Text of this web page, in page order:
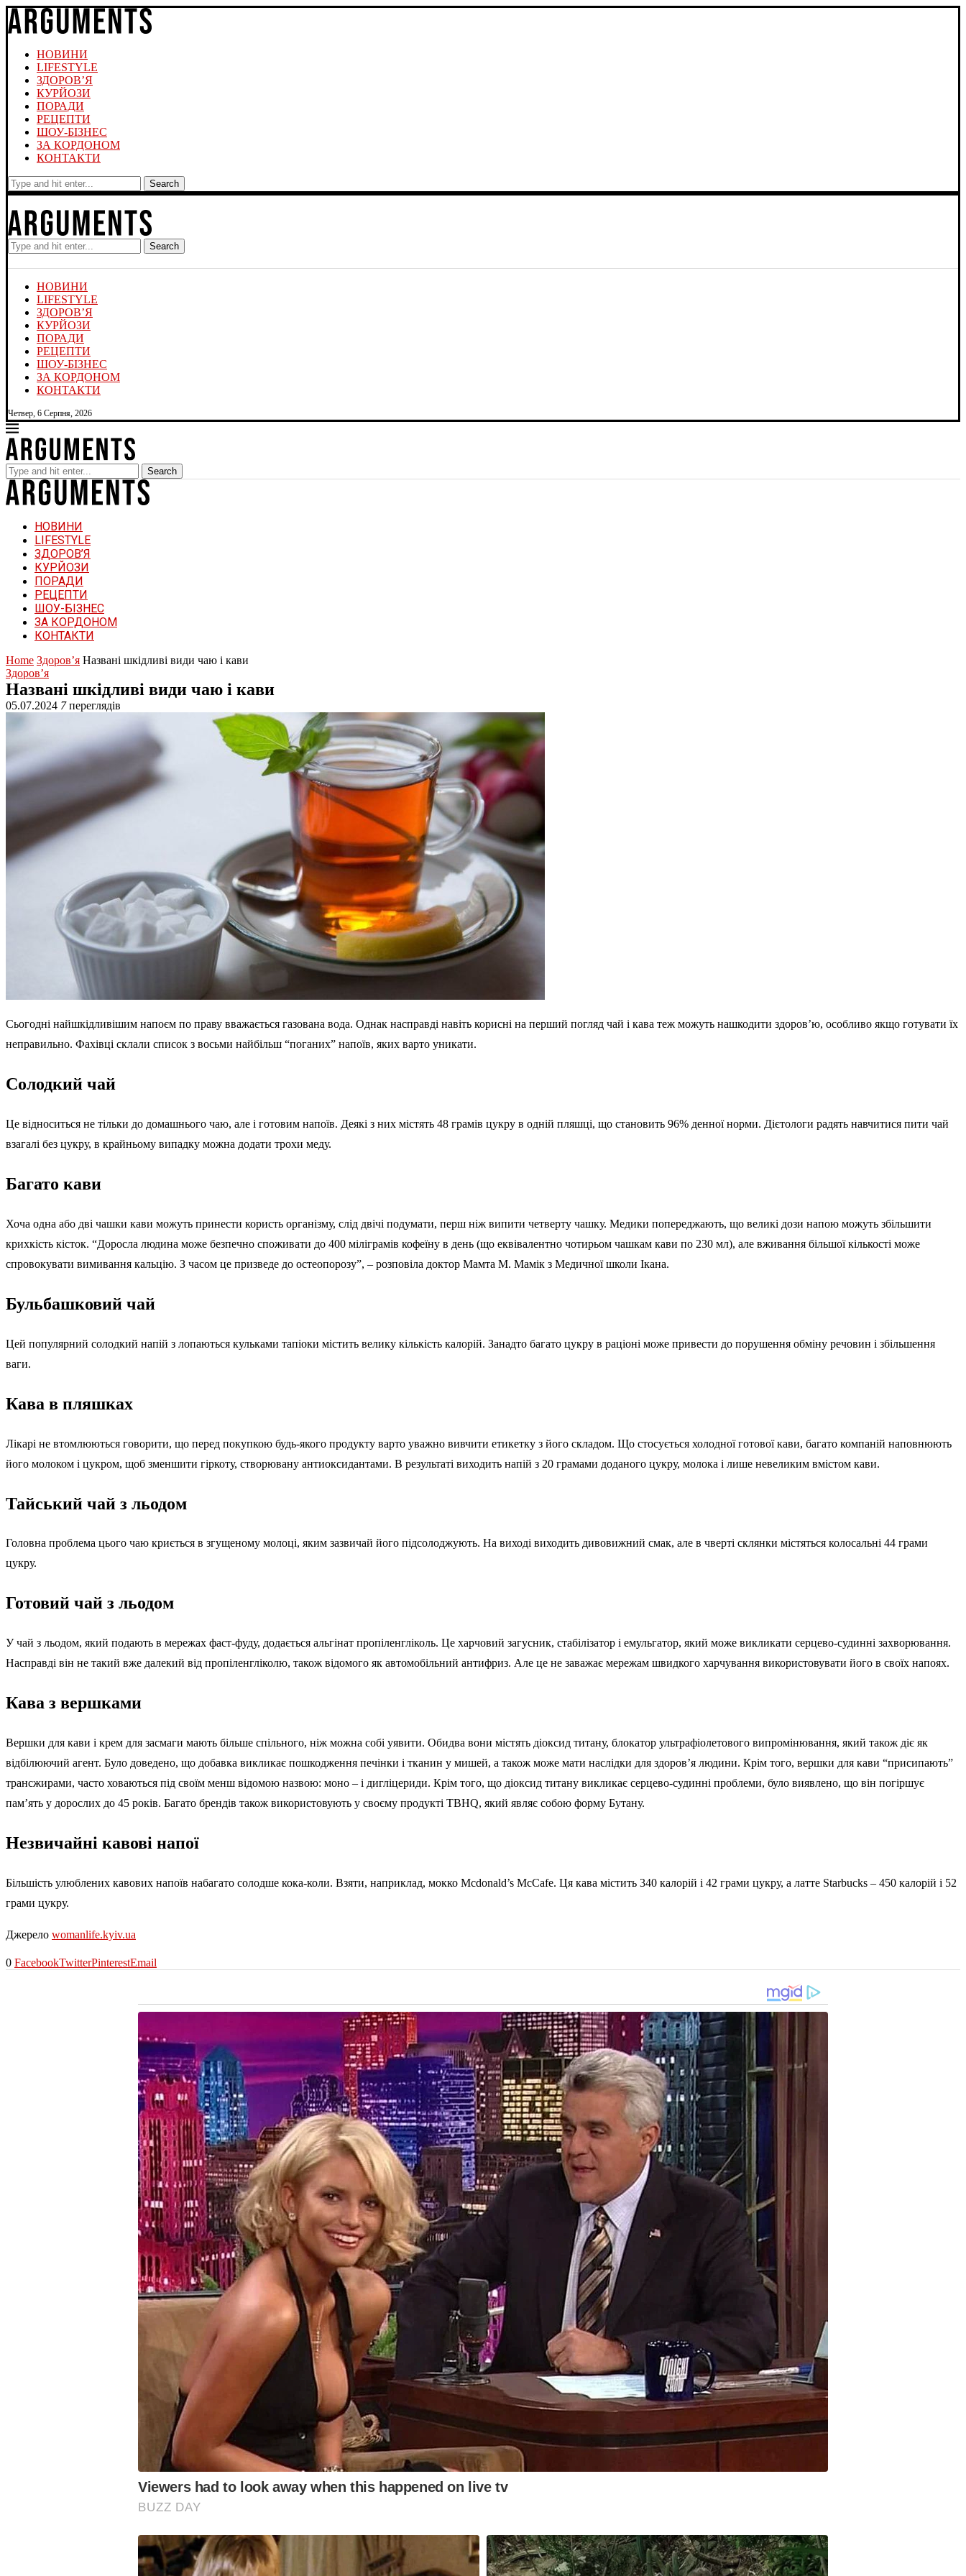
НОВИНИ
LIFESTYLE
ЗДОРОВ’Я
КУРЙОЗИ
ПОРАДИ
РЕЦЕПТИ
ШОУ-БІЗНЕС
ЗА КОРДОНОМ
КОНТАКТИ
Search
Search
НОВИНИ
LIFESTYLE
ЗДОРОВ’Я
КУРЙОЗИ
ПОРАДИ
РЕЦЕПТИ
ШОУ-БІЗНЕС
ЗА КОРДОНОМ
КОНТАКТИ
Четвер, 6 Серпня, 2026
Search
НОВИНИ
LIFESTYLE
ЗДОРОВ’Я
КУРЙОЗИ
ПОРАДИ
РЕЦЕПТИ
ШОУ-БІЗНЕС
ЗА КОРДОНОМ
КОНТАКТИ
Home Здоров’я Названі шкідливі види чаю і кави
Здоров’я
Названі шкідливі види чаю і кави
05.07.2024 7переглядів
Сьогодні найшкідливішим напоєм по праву вважається газована вода. Однак насправді навіть корисні на перший погляд чай і кава теж можуть нашкодити здоров’ю, особливо якщо готувати їх
неправильно. Фахівці склали список з восьми найбільш “поганих” напоїв, яких варто уникати.
Солодкий чай
Це відноситься не тільки до домашнього чаю, але і готовим напоїв. Деякі з них містять 48 грамів цукру в одній пляшці, що становить 96% денної норми. Дієтологи радять навчитися пити чай
взагалі без цукру, в крайньому випадку можна додати трохи меду.
Багато кави
Хоча одна або дві чашки кави можуть принести користь організму, слід двічі подумати, перш ніж випити четверту чашку. Медики попереджають, що великі дози напою можуть збільшити
крихкість кісток. “Доросла людина може безпечно споживати до 400 міліграмів кофеїну в день (що еквівалентно чотирьом чашкам кави по 230 мл), але вживання більшої кількості може
спровокувати вимивання кальцію. З часом це призведе до остеопорозу”, – розповіла доктор Мамта М. Мамік з Медичної школи Ікана.
Бульбашковий чай
Цей популярний солодкий напій з лопаються кульками тапіоки містить велику кількість калорій. Занадто багато цукру в раціоні може привести до порушення обміну речовин і збільшення
ваги.
Кава в пляшках
Лікарі не втомлюються говорити, що перед покупкою будь-якого продукту варто уважно вивчити етикетку з його складом. Що стосується холодної готової кави, багато компаній наповнюють
його молоком і цукром, щоб зменшити гіркоту, створювану антиоксидантами. В результаті виходить напій з 20 грамами доданого цукру, молока і лише невеликим вмістом кави.
Тайський чай з льодом
Головна проблема цього чаю криється в згущеному молоці, яким зазвичай його підсолоджують. На виході виходить дивовижний смак, але в чверті склянки містяться колосальні 44 грами
цукру.
Готовий чай з льодом
У чай з льодом, який подають в мережах фаст-фуду, додається альгінат пропіленгліколь. Це харчовий загусник, стабілізатор і емульгатор, який може викликати серцево-судинні захворювання.
Насправді він не такий вже далекий від пропіленгліколю, також відомого як автомобільний антифриз. Але це не заважає мережам швидкого харчування використовувати його в своїх напоях.
Кава з вершками
Вершки для кави і крем для засмаги мають більше спільного, ніж можна собі уявити. Обидва вони містять діоксид титану, блокатор ультрафіолетового випромінювання, який також діє як
відбілюючий агент. Було доведено, що добавка викликає пошкодження печінки і тканин у мишей, а також може мати наслідки для здоров’я людини. Крім того, вершки для кави “присипають”
трансжирами, часто ховаються під своїм менш відомою назвою: моно – і дигліцериди. Крім того, що діоксид титану викликає серцево-судинні проблеми, було виявлено, що він погіршує
пам’ять у дорослих до 45 років. Багато брендів також використовують у своєму продукті TBHQ, який являє собою форму Бутану.
Незвичайні кавові напої
Більшість улюблених кавових напоїв набагато солодше кока-коли. Взяти, наприклад, мокко Mcdonald’s McCafe. Ця кава містить 340 калорій і 42 грами цукру, а латте Starbucks – 450 калорій і 52
грами цукру.
Джерело womanlife.kyiv.ua
0 FacebookTwitterPinterestEmail